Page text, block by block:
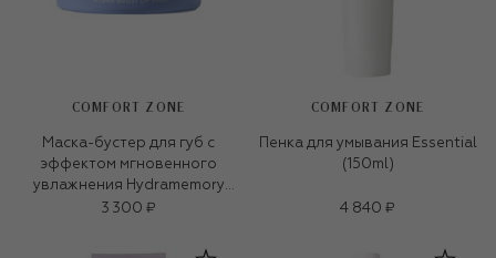
COMFORT ZONE
Маска-бустер для губ с
эффектом мгновенного
увлажнения Hydramemory
(10ml)
3 300 ₽
COMFORT ZONE
Пенка для умывания Essential
(150ml)
4 840 ₽